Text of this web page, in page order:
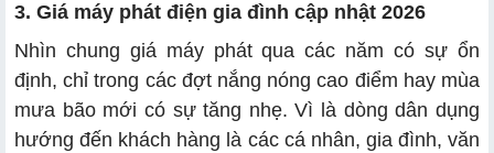
3. Giá máy phát điện gia đình cập nhật 2026
Nhìn chung giá máy phát qua các năm có sự ổn
định, chỉ trong các đợt nắng nóng cao điểm hay mùa
mưa bão mới có sự tăng nhẹ. Vì là dòng dân dụng
hướng đến khách hàng là các cá nhân, gia đình, văn